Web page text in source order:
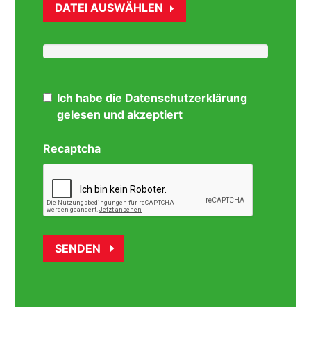
DATEI AUSWÄHLEN
Ich habe die Datenschutzerklärung
gelesen und akzeptiert
Recaptcha